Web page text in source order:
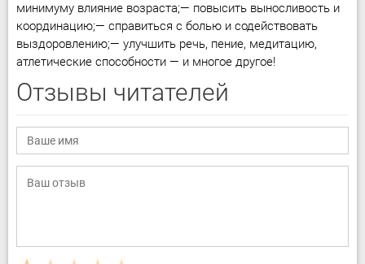
минимуму влияние возраста;— повысить выносливость и
координацию;— справиться с болью и содействовать
выздоровлению;— улучшить речь, пение, медитацию,
атлетические способности — и многое другое!
Отзывы читателей